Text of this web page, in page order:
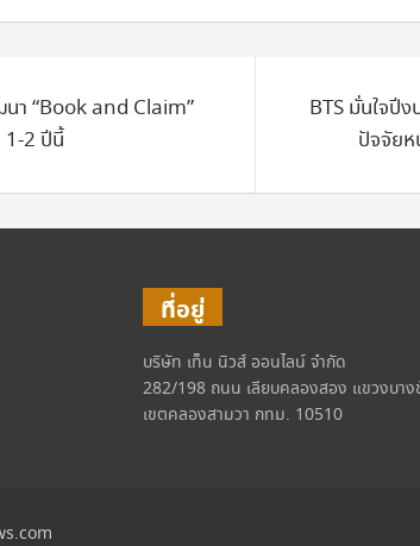
า “Book and Claim”
1-2 ปีนี้
BTS มั่นใจปี
ปัจจัยห
ที่อยู่
บริษัท เท็น นิวส์ ออนไลน์ จำกัด
282/198 ถนน เลียบคลองสอง แขวงบาง
เขตคลองสามวา กทม. 10510